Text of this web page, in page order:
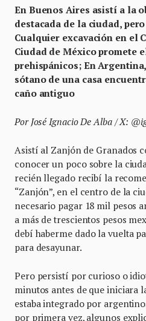
En Buenos Aires asistí a la
destacada de la ciudad,
Cualquier excavación en el
Ciudad de México promete
prehispánicos; En
sótano de una casa
caño antiguo
Por José Ignacio De Alba / X:
Asistí al Zanjón de Granados
conocer un poco sobre la
recién llegado recibí la
“Zanjón”, en el centro de la
necesario pagar 18 mil pesos
a más de trescientos pesos
debí haberme dado la vuelta
para desayunar.
Pero persistí por curioso o
minutos antes de que iniciara
estaba integrado por
por primera vez, algunos